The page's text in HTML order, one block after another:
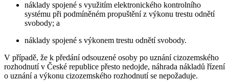
náklady spojené s využitím elektronického kontrolního
systému při podmíněném propuštění z výkonu trestu odnětí
svobody; a
náklady spojené s výkonem trestu odnětí svobody.
V případě, že k předání odsouzené osoby po uznání cizozemského
rozhodnutí v České republice přesto nedojde, náhrada nákladů řízení
o uznání a výkonu cizozemského rozhodnutí se nepožaduje.